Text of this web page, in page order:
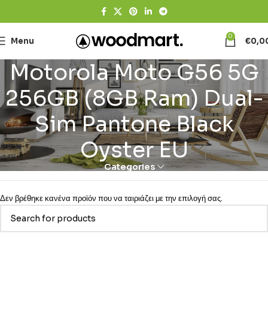
Menu 0 €
Motorola Moto G56 5G
256GB (8GB Ram) Dual-
Sim Pantone Black
Oyster EU
Categories
Δεν βρέθηκε κανένα προϊόν που να ταιριάζει με την επιλογή σας.